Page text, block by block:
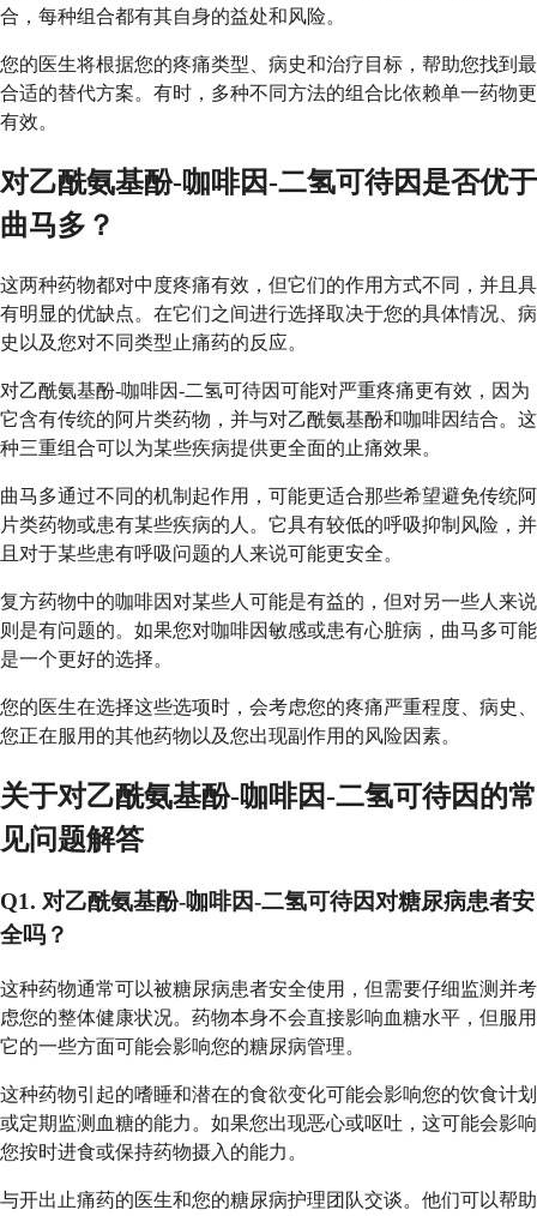
合，每种组合都有其自身的益处和风险。
您的医生将根据您的疼痛类型、病史和治疗目标，帮助您找到最
合适的替代方案。有时，多种不同方法的组合比依赖单一药物更
有效。
对乙酰氨基酚-咖啡因-二氢可待因是否优于
曲马多？
这两种药物都对中度疼痛有效，但它们的作用方式不同，并且具
有明显的优缺点。在它们之间进行选择取决于您的具体情况、病
史以及您对不同类型止痛药的反应。
对乙酰氨基酚-咖啡因-二氢可待因可能对严重疼痛更有效，因为
它含有传统的阿片类药物，并与对乙酰氨基酚和咖啡因结合。这
种三重组合可以为某些疾病提供更全面的止痛效果。
曲马多通过不同的机制起作用，可能更适合那些希望避免传统阿
片类药物或患有某些疾病的人。它具有较低的呼吸抑制风险，并
且对于某些患有呼吸问题的人来说可能更安全。
复方药物中的咖啡因对某些人可能是有益的，但对另一些人来说
则是有问题的。如果您对咖啡因敏感或患有心脏病，曲马多可能
是一个更好的选择。
您的医生在选择这些选项时，会考虑您的疼痛严重程度、病史、
您正在服用的其他药物以及您出现副作用的风险因素。
关于对乙酰氨基酚-咖啡因-二氢可待因的常
见问题解答
Q1. 对乙酰氨基酚-咖啡因-二氢可待因对糖尿病患者安
全吗？
这种药物通常可以被糖尿病患者安全使用，但需要仔细监测并考
虑您的整体健康状况。药物本身不会直接影响血糖水平，但服用
它的一些方面可能会影响您的糖尿病管理。
这种药物引起的嗜睡和潜在的食欲变化可能会影响您的饮食计划
或定期监测血糖的能力。如果您出现恶心或呕吐，这可能会影响
您按时进食或保持药物摄入的能力。
与开出止痛药的医生和您的糖尿病护理团队交谈。他们可以帮助